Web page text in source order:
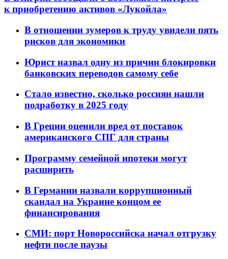
к приобретению активов «Лукойла»
В отношении зумеров к труду увидели пять
рисков для экономики
Юрист назвал одну из причин блокировки
банковских переводов самому себе
Стало известно, сколько россиян нашли
подработку в 2025 году
В Греции оценили вред от поставок
американского СПГ для страны
Программу семейной ипотеки могут
расширить
В Германии назвали коррупционный
скандал на Украине концом ее
финансирования
СМИ: порт Новороссийска начал отгрузку
нефти после паузы